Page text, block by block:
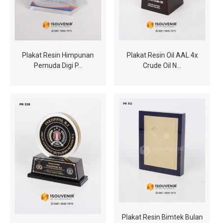
Plakat Resin Himpunan
Pemuda Digi P…
Plakat Resin Oil AAL 4x
Crude Oil N…
Plakat Resin Bimtek Bulan